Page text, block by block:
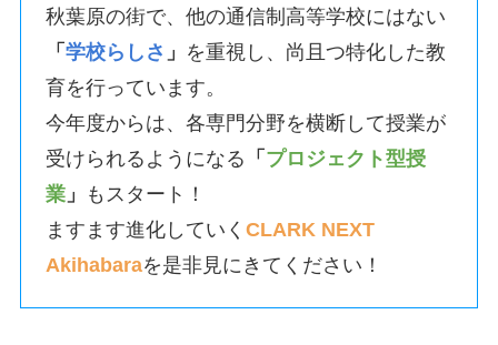
秋葉原の街で、他の通信制高等学校にはない
「学校らしさ 」 を重視し、尚且つ特化した教
育を行っています。
今年度からは、各専門分野を横断して授業が
受けられるようになる 「 プロジェクト型授
業 」
もスタート！
ますます進化していくCLARK NEXT
Akihabaraを是非見にきてください！